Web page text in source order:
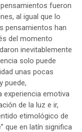
fueron
al igual que lo
pensamientos han
del momento
inevitablemente
solo puede
unas pocas
puede,
experiencia emotiva
de la luz e ir,
etimológico de
que en latín significa